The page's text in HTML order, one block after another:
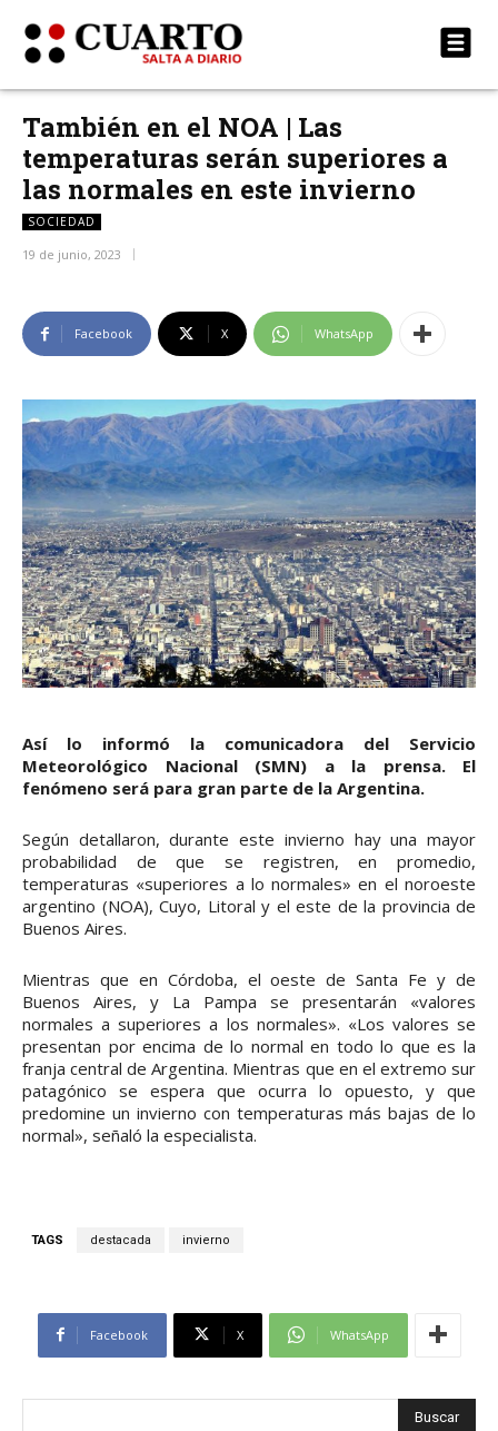
También en el NOA | Las
temperaturas serán superiores a
las normales en este invierno
SOCIEDAD
19 de junio, 2023
Facebook X WhatsApp
Así lo informó la comunicadora del Servicio
Meteorológico Nacional (SMN) a la prensa. El
fenómeno será para gran parte de la Argentina.
Según detallaron, durante este invierno hay una mayor
probabilidad de que se registren, en promedio,
temperaturas «superiores a lo normales» en el noroeste
argentino (NOA), Cuyo, Litoral y el este de la provincia de
Buenos Aires.
Mientras que en Córdoba, el oeste de Santa Fe y de
Buenos Aires, y La Pampa se presentarán «valores
normales a superiores a los normales». «Los valores se
presentan por encima de lo normal en todo lo que es la
franja central de Argentina. Mientras que en el extremo sur
patagónico se espera que ocurra lo opuesto, y que
predomine un invierno con temperaturas más bajas de lo
normal», señaló la especialista.
TAGS destacada invierno
Facebook X WhatsApp